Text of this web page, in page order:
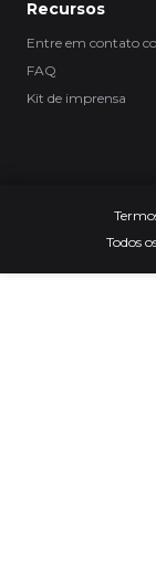
Recursos
Entre em contato
FAQ
Kit de imprensa
Todos